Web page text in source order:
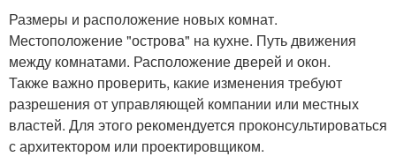
Размеры и расположение новых комнат.
Местоположение "острова" на кухне. Путь движения
между комнатами. Расположение дверей и окон.
Также важно проверить, какие изменения требуют
разрешения от управляющей компании или местных
властей. Для этого рекомендуется проконсультироваться
с архитектором или проектировщиком.